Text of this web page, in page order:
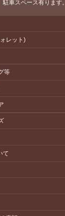
駐車スペース有ります。
レット)
等
て